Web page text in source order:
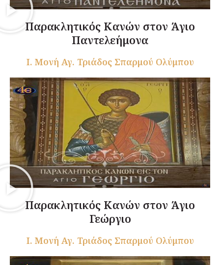
Παρακλητικός Κανών στον Άγιο
Παντελεήμονα
Ι. Μονή Αγ. Τριάδος Σπαρμού Ολύμπου
Παρακλητικός Κανών στον Άγιο
Γεώργιο
Ι. Μονή Αγ. Τριάδος Σπαρμού Ολύμπου